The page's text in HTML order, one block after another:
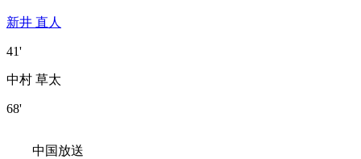
新井 直人
41'
中村 草太
68'
中国放送